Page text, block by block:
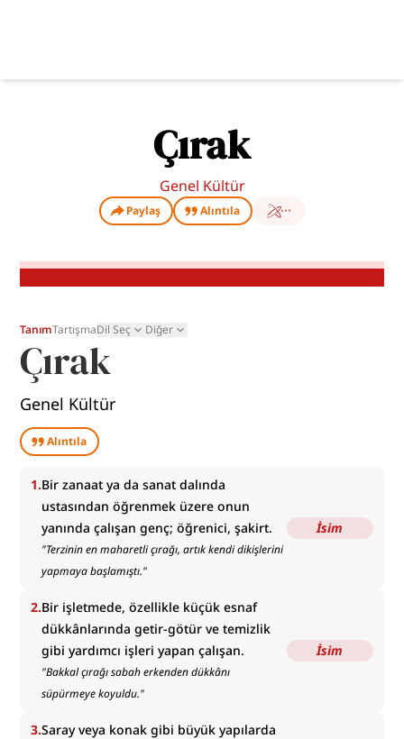
Çırak
Genel Kültür
Paylaş Alıntıla
TanımTartışmaDil Seç Diğer
Çırak
Genel Kültür
Alıntıla
1.Bir zanaat ya da sanat dalında
ustasından öğrenmek üzere onun
yanında çalışan genç; öğrenici, şakirt.
"Terzinin en maharetli çırağı, artık kendi dikişlerini
yapmaya başlamıştı."
İsim
2.Bir işletmede, özellikle küçük esnaf
dükkânlarında getir-götür ve temizlik
gibi yardımcı işleri yapan çalışan.
"Bakkal çırağı sabah erkenden dükkânı
süpürmeye koyuldu."
İsim
3.Saray veya konak gibi büyük yapılarda